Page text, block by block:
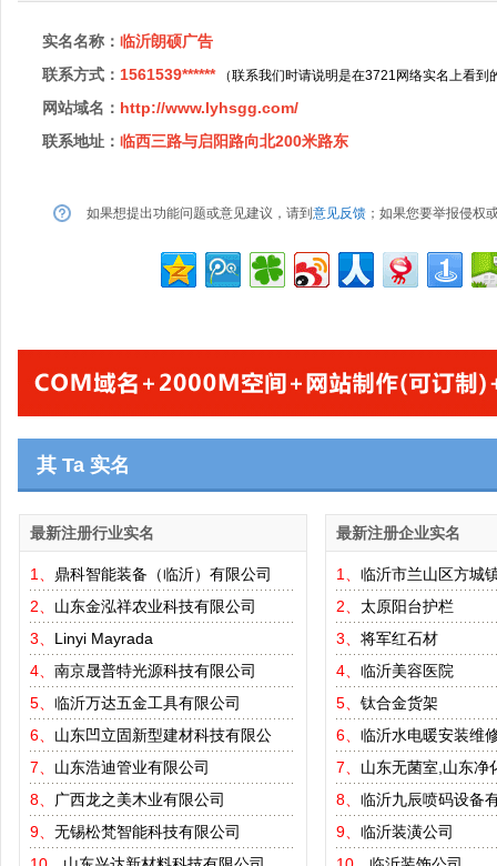
实名名称： 临沂朗硕广告
联系方式： 1561539******（联系我们时请说明是在3721网络实名上看到
网站域名： http://www.lyhsgg.com/
联系地址： 临西三路与启阳路向北200米路东
如果想提出功能问题或意见建议，请到 意见反馈 ；如果您要举报侵权
其 Ta 实名
最新注册行业实名
1、 鼎科智能装备（临沂）有限公司
2、 山东金泓祥农业科技有限公司
3、 Linyi Mayrada
4、 南京晟普特光源科技有限公司
5、 临沂万达五金工具有限公司
6、 山东凹立固新型建材科技有限公
7、 山东浩迪管业有限公司
8、
广西龙之美木业有限公司
9、 无锡松梵智能科技有限公司
最新注册企业实名
1、 临沂市兰山区方城
2、 太原阳台护栏
3、 将军红石材
4、 临沂美容医院
5、 钛合金货架
6、 临沂水电暖安装维
7、 山东无菌室,山东净
8、 临沂九辰喷码设备
9、 临沂装潢公司